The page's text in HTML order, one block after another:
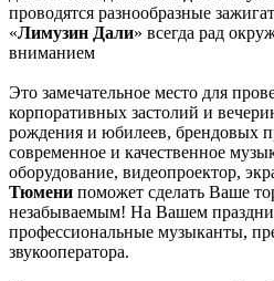
проводятся разнообразные
«Лимузин Дали» всегда рад
вниманием
Это замечательное место для
корпоративных застолий и
рождения и юбилеев, брендовых
современное и качественное
оборудование, видеопроектор,
Тюмени поможет сделать Ваше
незабываемым! На Вашем
профессиональные музыканты,
звукооператора.